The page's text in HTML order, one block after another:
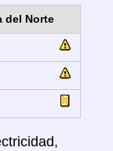
del Norte